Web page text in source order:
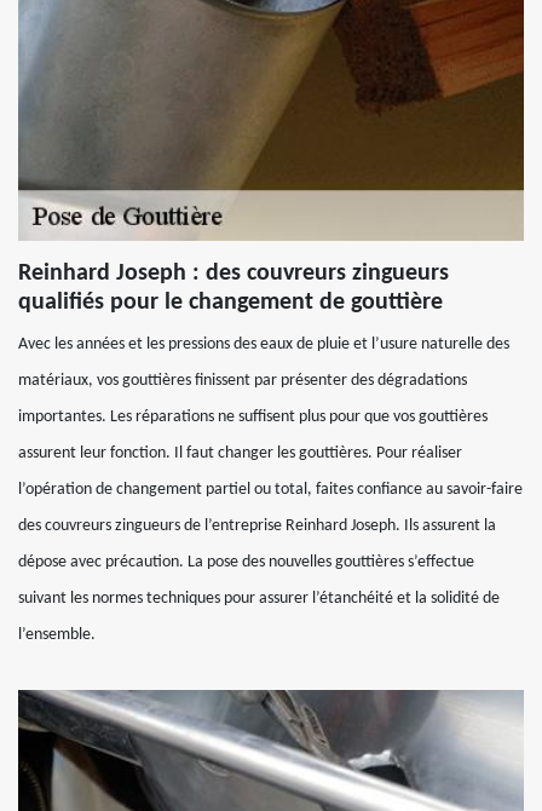
Reinhard Joseph : des couvreurs zingueurs
qualifiés pour le changement de gouttière
Avec les années et les pressions des eaux de pluie et l’usure naturelle des
matériaux, vos gouttières finissent par présenter des dégradations
importantes. Les réparations ne suffisent plus pour que vos gouttières
assurent leur fonction. Il faut changer les gouttières. Pour réaliser
l’opération de changement partiel ou total, faites confiance au savoir-faire
des couvreurs zingueurs de l’entreprise Reinhard Joseph. Ils assurent la
dépose avec précaution. La pose des nouvelles gouttières s’effectue
suivant les normes techniques pour assurer l’étanchéité et la solidité de
l’ensemble.